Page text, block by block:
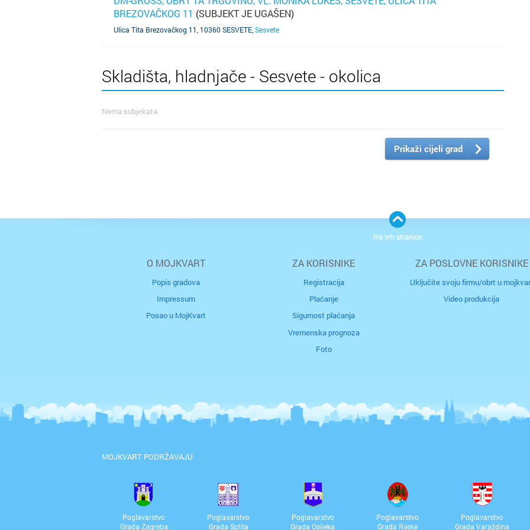
BREZOVAČKOG 11 (SUBJEKT JE UGAŠEN)
Ulica Tita Brezovačkog 11, 10360 SESVETE Sesvete
Skladišta, hladnjače - Sesvete - okolica
Nema subjekata
Prikaži cijeli grad
O MOJKVART
Popis gradova
Impressum
Posao u MojKvart
ZA KORISNIKE
Registracija
Plaćanje
Sigurnost plaćanja
Vremenska prognoza
Foto
ZA POSLOVNE KORISNIKE
Uključite svoju firmu/obrt u
Video produkcija
MOJKVART PODRŽAVAJU
Poglavarstvo
Grada Zagreba
Poglavarstvo
Grada Splita
Poglavarstvo
Grada Osijeka
Poglavarstvo
Grada Rijeke
Poglavarstvo
Grada Varaždina
Na vrh stranice